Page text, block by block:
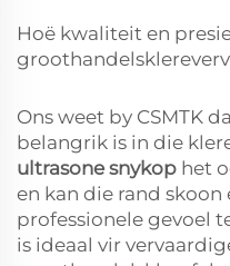
Hoë kwaliteit en
Ons weet by CSMTK
belangrik is in die
ultrasone snykop het
en kan die rand skoon
professionele gevoel
is ideaal vir